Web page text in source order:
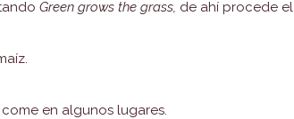
Green grows the grass, de ahí procede
en algunos lugares.